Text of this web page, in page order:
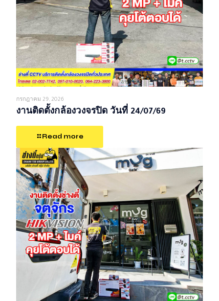
กรกฎาคม 29, 2026
งานติดตั้งกล้องวงจรปิด วันที่ 24/07/69
Read more